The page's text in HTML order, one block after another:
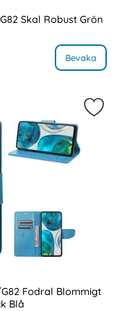
Skal Robust Grön
Bevaka
Moto G52/G82
G82 Skal
Fodral Blommigt
Blå